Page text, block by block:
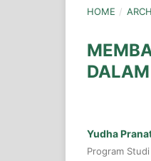
HOME /
Yudha
Program